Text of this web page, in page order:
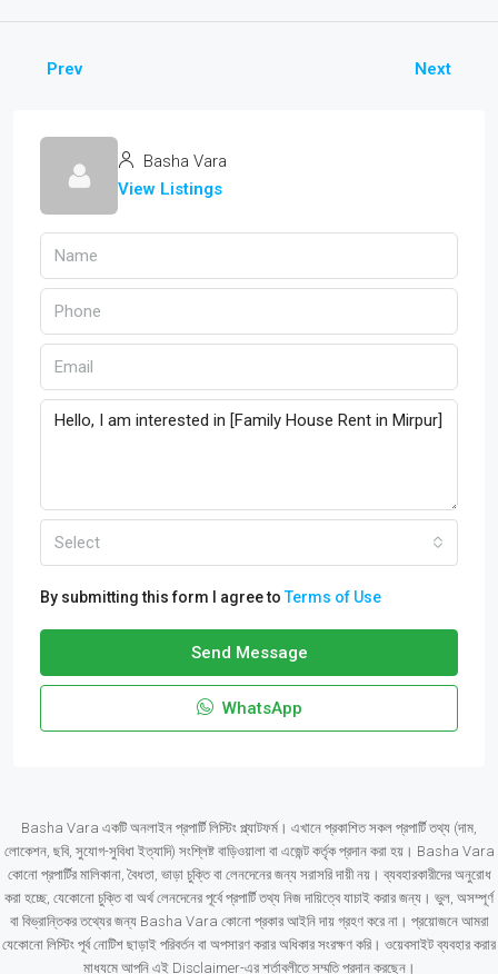
Prev Next
Basha Vara
View Listings
Select
By submitting this form I agree toTerms of Use
Send Message
WhatsApp
Basha Vara একটি অনলাইন প্রপার্টি লিস্টিং প্ল্যাটফর্ম। এখানে প্রকাশিত সকল প্রপার্টি তথ্য (দাম,
লোকেশন, ছবি, সুযোগ-সুবিধা ইত্যাদি) সংশ্লিষ্ট বাড়িওয়ালা বা এজেন্ট কর্তৃক প্রদান করা হয়। Basha Vara
কোনো প্রপার্টির মালিকানা, বৈধতা, ভাড়া চুক্তি বা লেনদেনের জন্য সরাসরি দায়ী নয়। ব্যবহারকারীদের অনুরোধ
করা হচ্ছে, যেকোনো চুক্তি বা অর্থ লেনদেনের পূর্বে প্রপার্টি তথ্য নিজ দায়িত্বে যাচাই করার জন্য। ভুল, অসম্পূর্ণ
বা বিভ্রান্তিকর তথ্যের জন্য Basha Vara কোনো প্রকার আইনি দায় গ্রহণ করে না। প্রয়োজনে আমরা
যেকোনো লিস্টিং পূর্ব নোটিশ ছাড়াই পরিবর্তন বা অপসারণ করার অধিকার সংরক্ষণ করি। ওয়েবসাইট ব্যবহার করার
মাধ্যমে আপনি এই Disclaimer-এর শর্তাবলীতে সম্মতি প্রদান করছেন।